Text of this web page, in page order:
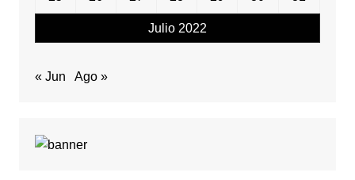
Julio 2022
« Jun Ago »